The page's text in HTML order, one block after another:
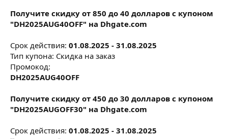
Получите скидку от 850 до 40 долларов с купоном
"DH2025AUG40OFF" на Dhgate.com
Срок действия: 01.08.2025 - 31.08.2025
Тип купона: Скидка на заказ
Промокод:
DH2025AUG40OFF
Получите скидку от 450 до 30 долларов с купоном
"DH2025AUGOFF30" на Dhgate.com
Срок действия: 01.08.2025 - 31.08.2025